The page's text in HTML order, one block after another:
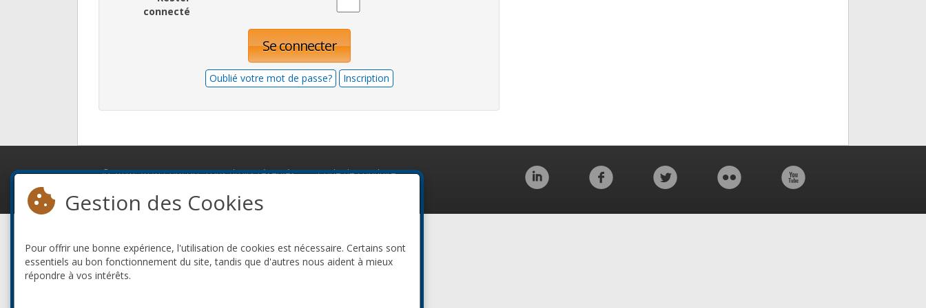
connecté
Se connecter
Oublié votre mot de passe? Inscription
© 2010-2026 ConFoo. Tous droits réservés. Code de conduite
Gestion des Cookies
Pour offrir une bonne expérience, l'utilisation de cookies est nécessaire. Certains sont
essentiels au bon fonctionnement du site, tandis que d'autres nous aident à mieux
répondre à vos intérêts.